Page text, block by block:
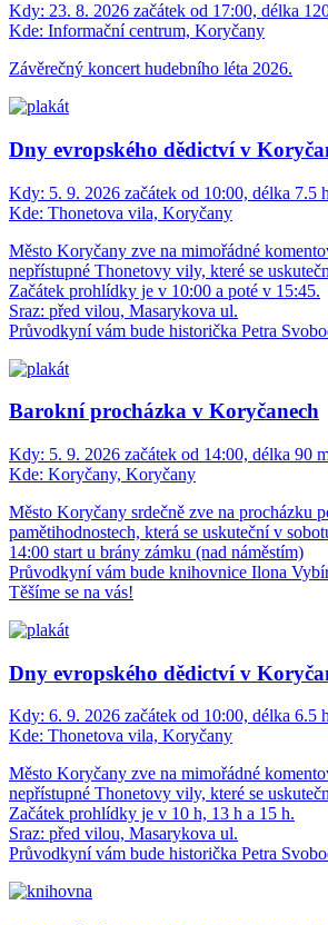
Kdy: 23. 8. 2026 začátek od 17:00, délka
Kde: Informační centrum, Koryčany
Závěrečný koncert hudebního léta 2026.
Dny evropského dědictví v
Kdy: 5. 9. 2026 začátek od 10:00, délka 7.5
Kde: Thonetova vila, Koryčany
Město Koryčany zve na mimořádné
nepřístupné Thonetovy vily, které se
Začátek prohlídky je v 10:00 a poté v 15:45.
Sraz: před vilou, Masarykova ul.
Průvodkyní vám bude historička Petra
Barokní procházka v Koryčanech
Kdy: 5. 9. 2026 začátek od 14:00, délka 90
Kde: Koryčany, Koryčany
Město Koryčany srdečně zve na procházku
pamětihodnostech, která se uskuteční v
14:00 start u brány zámku (nad náměstím)
Průvodkyní vám bude knihovnice Ilona
Těšíme se na vás!
Dny evropského dědictví v
Kdy: 6. 9. 2026 začátek od 10:00, délka 6.5
Kde: Thonetova vila, Koryčany
Město Koryčany zve na mimořádné
nepřístupné Thonetovy vily, které se
Začátek prohlídky je v 10 h, 13 h a 15 h.
Sraz: před vilou, Masarykova ul.
Průvodkyní vám bude historička Petra